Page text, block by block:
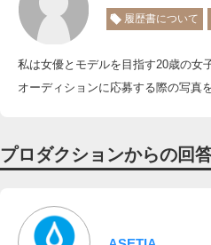
履歴書について
私は女優とモデルを目指す20歳の女
オーディションに応募する際の写真
プロダクションからの回